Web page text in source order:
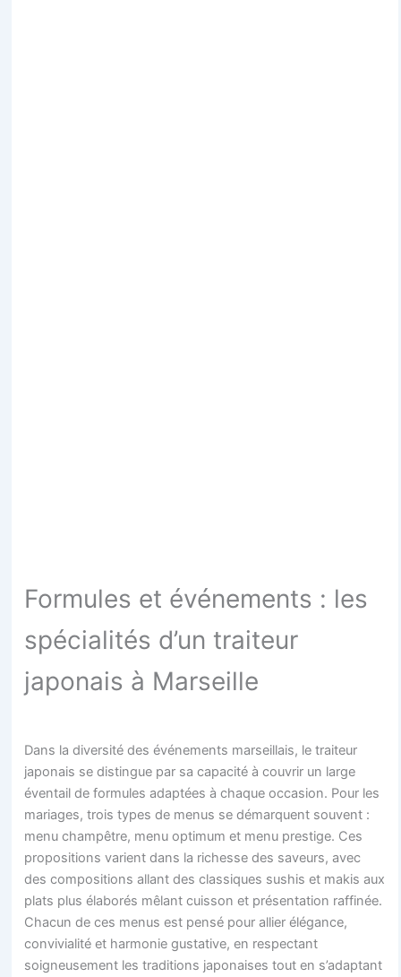
Formules et événements : les
spécialités d’un traiteur
japonais à Marseille
Dans la diversité des événements marseillais, le traiteur
japonais se distingue par sa capacité à couvrir un large
éventail de formules adaptées à chaque occasion. Pour les
mariages, trois types de menus se démarquent souvent :
menu champêtre, menu optimum et menu prestige. Ces
propositions varient dans la richesse des saveurs, avec
des compositions allant des classiques sushis et makis aux
plats plus élaborés mêlant cuisson et présentation raffinée.
Chacun de ces menus est pensé pour allier élégance,
convivialité et harmonie gustative, en respectant
soigneusement les traditions japonaises tout en s’adaptant